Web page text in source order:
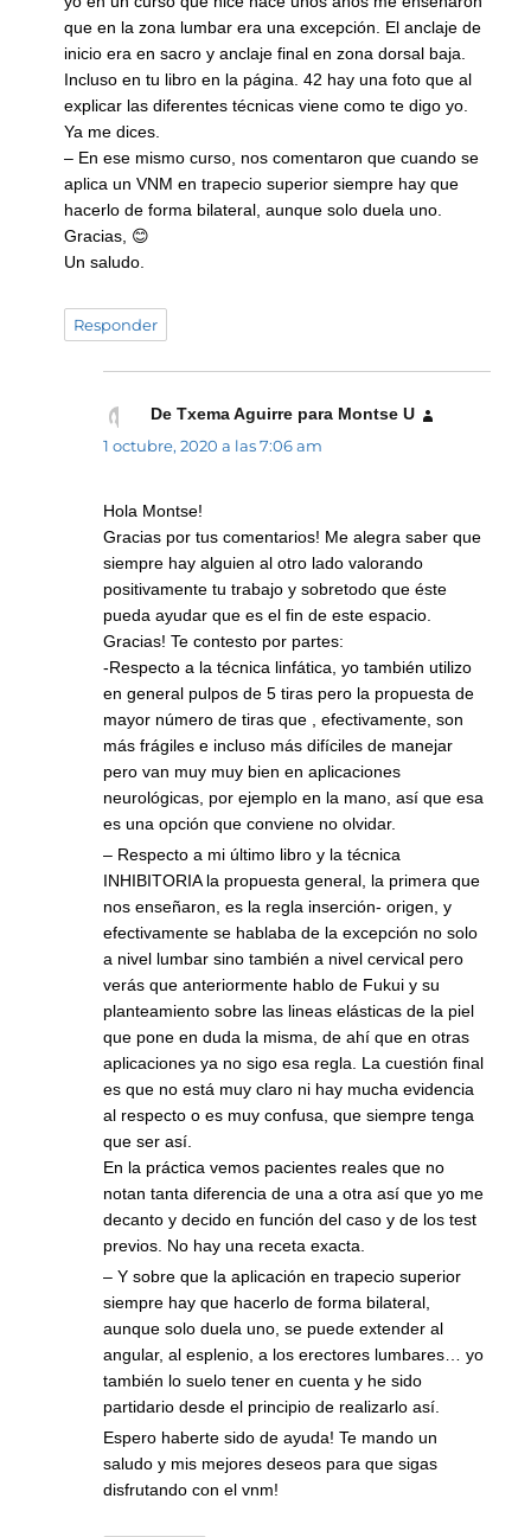
que en la zona lumbar era una excepción. El anclaje de
inicio era en sacro y anclaje final en zona dorsal baja.
Incluso en tu libro en la página. 42 hay una foto que al
explicar las diferentes técnicas viene como te digo yo.
Ya me dices.
– En ese mismo curso, nos comentaron que cuando se
aplica un VNM en trapecio superior siempre hay que
hacerlo de forma bilateral, aunque solo duela uno.
Gracias, 😊
Un saludo.
Responder
De Txema Aguirre para Montse U
1 octubre, 2020 a las 7:06 am
Hola Montse!
Gracias por tus comentarios! Me alegra saber que
siempre hay alguien al otro lado valorando
positivamente tu trabajo y sobretodo que éste
pueda ayudar que es el fin de este espacio.
Gracias! Te contesto por partes:
-Respecto a la técnica linfática, yo también utilizo
en general pulpos de 5 tiras pero la propuesta de
mayor número de tiras que , efectivamente, son
más frágiles e incluso más difíciles de manejar
pero van muy muy bien en aplicaciones
neurológicas, por ejemplo en la mano, así que esa
es una opción que conviene no olvidar.
– Respecto a mi último libro y la técnica
INHIBITORIA la propuesta general, la primera que
nos enseñaron, es la regla inserción- origen, y
efectivamente se hablaba de la excepción no solo
a nivel lumbar sino también a nivel cervical pero
verás que anteriormente hablo de Fukui y su
planteamiento sobre las lineas elásticas de la piel
que pone en duda la misma, de ahí que en otras
aplicaciones ya no sigo esa regla. La cuestión final
es que no está muy claro ni hay mucha evidencia
al respecto o es muy confusa, que siempre tenga
que ser así.
En la práctica vemos pacientes reales que no
notan tanta diferencia de una a otra así que yo me
decanto y decido en función del caso y de los test
previos. No hay una receta exacta.
– Y sobre que la aplicación en trapecio superior
siempre hay que hacerlo de forma bilateral,
aunque solo duela uno, se puede extender al
angular, al esplenio, a los erectores lumbares… yo
también lo suelo tener en cuenta y he sido
partidario desde el principio de realizarlo así.
Espero haberte sido de ayuda! Te mando un
saludo y mis mejores deseos para que sigas
disfrutando con el vnm!